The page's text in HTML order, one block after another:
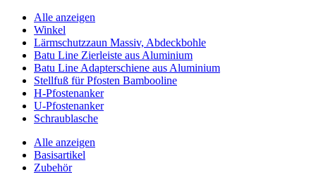
Alle anzeigen
Winkel
Lärmschutzzaun Massiv, Abdeckbohle
Batu Line Zierleiste aus Aluminium
Batu Line Adapterschiene aus Aluminium
Stellfuß für Pfosten Bambooline
H-Pfostenanker
U-Pfostenanker
Schraublasche
Alle anzeigen
Basisartikel
Zubehör